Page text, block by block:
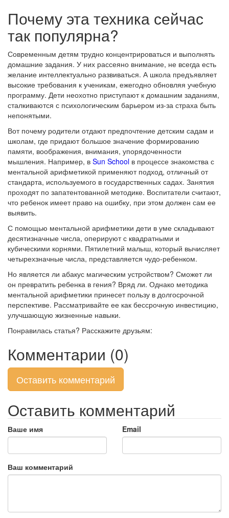
Почему эта техника сейчас
так популярна?
Современным детям трудно концентрироваться и выполнять
домашние задания. У них рассеяно внимание, не всегда есть
желание интеллектуально развиваться. А школа предъявляет
высокие требования к ученикам, ежегодно обновляя учебную
программу. Дети неохотно приступают к домашним заданиям,
сталкиваются с психологическим барьером из-за страха быть
непонятыми.
Вот почему родители отдают предпочтение детским садам и
школам, где придают большое значение формированию
памяти, воображения, внимания, упорядоченности
мышления. Например, в Sun School в процессе знакомства с
ментальной арифметикой применяют подход, отличный от
стандарта, используемого в государственных садах. Занятия
проходят по запатентованной методике. Воспитатели считают,
что ребенок имеет право на ошибку, при этом должен сам ее
выявить.
С помощью ментальной арифметики дети в уме складывают
десятизначные числа, оперируют с квадратными и
кубическими корнями. Пятилетний малыш, который вычисляет
четырехзначные числа, представляется чудо-ребенком.
Но является ли абакус магическим устройством? Сможет ли
он превратить ребенка в гения? Вряд ли. Однако методика
ментальной арифметики принесет пользу в долгосрочной
перспективе. Рассматривайте ее как бессрочную инвестицию,
улучшающую жизненные навыки.
Понравилась статья? Расскажите друзьям:
Комментарии (0)
Оставить комментарий
Оставить комментарий
Ваше имя Email
Ваш комментарий